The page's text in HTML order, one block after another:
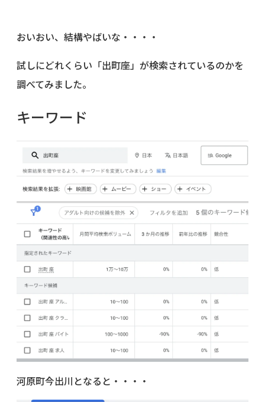
おいおい、結構やばいな・・・・
試しにどれくらい「出町座」が検索されているのかを
調べてみました。
キーワード
河原町今出川となると・・・・